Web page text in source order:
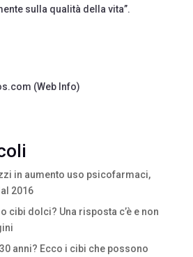
sulla qualità della vita”.
(Web Info)
in aumento uso psicofarmaci,
2016
cibi dolci? Una risposta c’è e non
anni? Ecco i cibi che possono